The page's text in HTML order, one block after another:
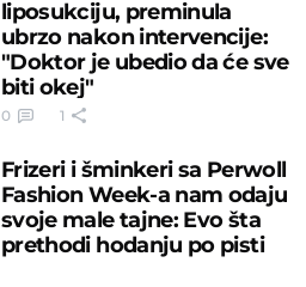
liposukciju, preminula
ubrzo nakon intervencije:
"Doktor je ubedio da će sve
biti okej"
0 1
Frizeri i šminkeri sa Perwoll
Fashion Week-a nam odaju
svoje male tajne: Evo šta
prethodi hodanju po pisti